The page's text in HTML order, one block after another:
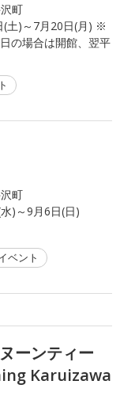
町
(土)～7月20日(月) ※
の場合は開館、翌平
町
)～9月6日(日)
ベント
ーンティー
Karuizawa